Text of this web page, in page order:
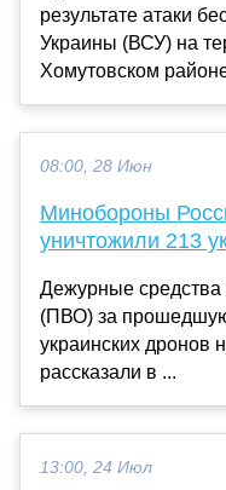
результате атаки
Украины (ВСУ) на
Хомутовском
08:00, 28 Июн
Минобороны
уничтожили 213
Дежурные
(ПВО) за прошедшую
украинских дронов
рассказали в ...
13:00, 24 Июл